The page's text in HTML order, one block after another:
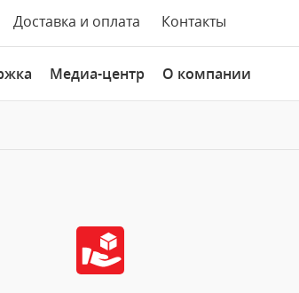
Доставка и оплата Контакты
Медиа-центр О компании